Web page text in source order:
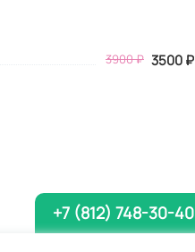
3900₽ 3500₽
+7 (812) 748-30-40